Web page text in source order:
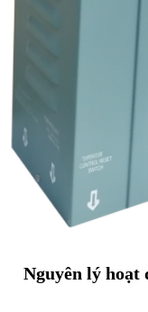
Nguyên lý hoạt